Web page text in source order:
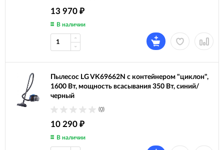
13 970 ₽
В наличии
Пылесос LG VK69662N с контейнером "циклон",
1600 Вт, мощность всасывания 350 Вт, синий/
черный
(0)
10 290 ₽
В наличии